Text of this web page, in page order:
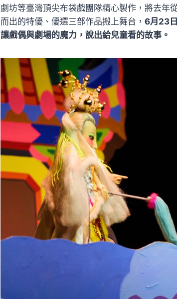
劇坊等臺灣頂尖布袋戲團隊精心製作，將去年
而出的特優、優選三部作品搬上舞台， 6月23
讓戲偶與劇場的魔力，說出給兒童看的故事。